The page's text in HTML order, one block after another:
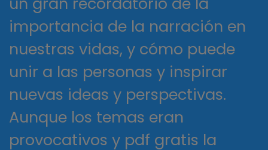
importancia de la narración en
nuestras vidas, y cómo puede
unir a las personas y inspirar
nuevas ideas y perspectivas.
Aunque los temas eran
provocativos y pdf gratis la